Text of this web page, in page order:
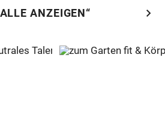
ANZEIGEN“ chevron_right